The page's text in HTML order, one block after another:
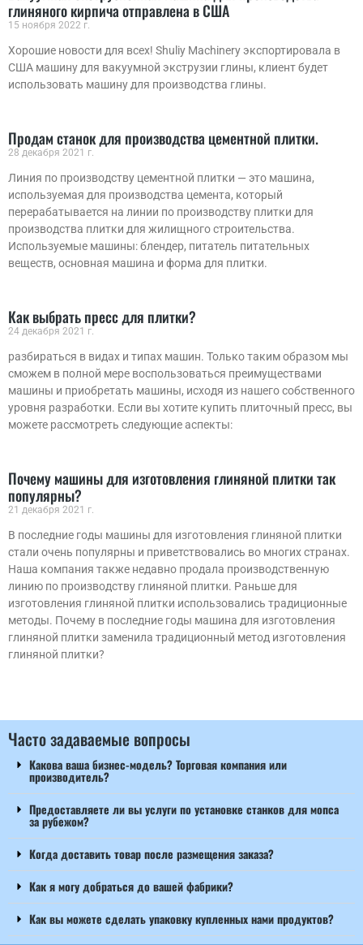
глиняного кирпича отправлена ​​в США
15 ноября 2022 г.
Хорошие новости для всех! Shuliy Machinery экспортировала в
США машину для вакуумной экструзии глины, клиент будет
использовать машину для производства глины.
Продам станок для производства цементной плитки.
28 декабря 2021 г.
Линия по производству цементной плитки — это машина,
используемая для производства цемента, который
перерабатывается на линии по производству плитки для
производства плитки для жилищного строительства.
Используемые машины: блендер, питатель питательных
веществ, основная машина и форма для плитки.
Как выбрать пресс для плитки?
24 декабря 2021 г.
разбираться в видах и типах машин. Только таким образом мы
сможем в полной мере воспользоваться преимуществами
машины и приобретать машины, исходя из нашего собственного
уровня разработки. Если вы хотите купить плиточный пресс, вы
можете рассмотреть следующие аспекты:
Почему машины для изготовления глиняной плитки так
популярны?
21 декабря 2021 г.
В последние годы машины для изготовления глиняной плитки
стали очень популярны и приветствовались во многих странах.
Наша компания также недавно продала производственную
линию по производству глиняной плитки. Раньше для
изготовления глиняной плитки использовались традиционные
методы. Почему в последние годы машина для изготовления
глиняной плитки заменила традиционный метод изготовления
глиняной плитки?
Часто задаваемые вопросы
Какова ваша бизнес-модель? Торговая компания или
производитель?
Предоставляете ли вы услуги по установке станков для мопса
за рубежом?
Когда доставить товар после размещения заказа?
Как я могу добраться до вашей фабрики?
Как вы можете сделать упаковку купленных нами продуктов?